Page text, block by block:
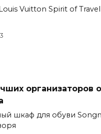
Vuitton Spirit of
организаторов
шкаф для обуви